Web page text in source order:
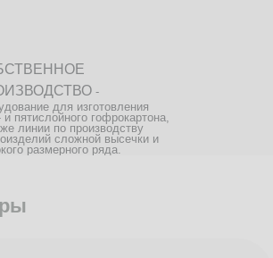
-
для изготовления
и пятислойного гофрокартона,
линии по производству
сложной высечки и
размерного ряда.